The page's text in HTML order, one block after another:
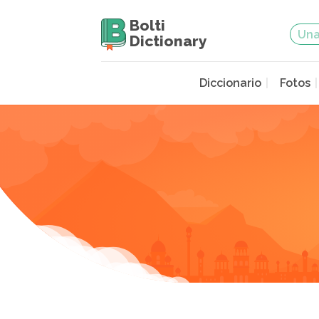
Bolti
Dictionary
Diccionario Fotos